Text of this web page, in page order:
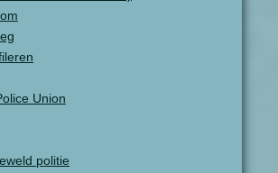
Union
politie